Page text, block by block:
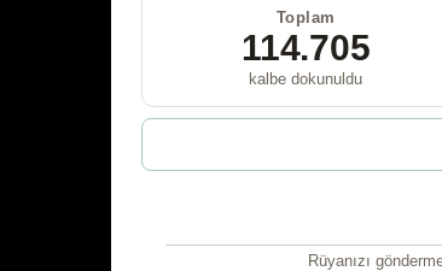
Toplam
114.705
kalbe dokunuldu
Rüyanızı